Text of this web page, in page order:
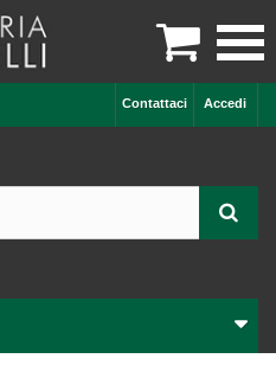

Accedi
Contattaci